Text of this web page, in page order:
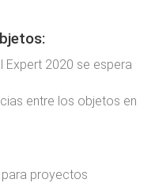
Expert 2020 se espera
entre los objetos en
proyectos